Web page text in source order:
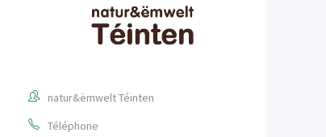
natur&ëmwelt Téinten
Téléphone